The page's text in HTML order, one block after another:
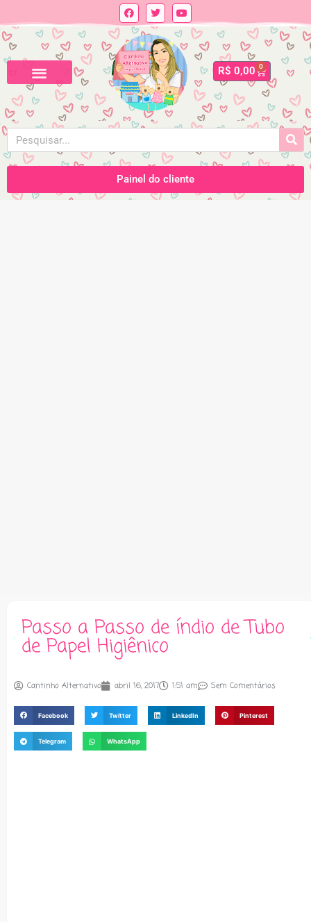
R$ 0,00 0
Painel do cliente
Passo a Passo de índio de Tubo
de Papel Higiênico
Cantinho Alternativo abril 16, 2017 1:51 am Sem Comentários
Facebook Twitter LinkedIn Pinterest
Telegram WhatsApp